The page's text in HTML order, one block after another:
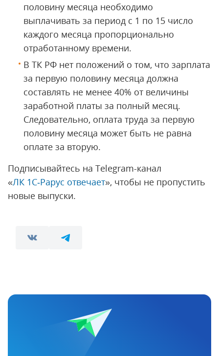
половину месяца необходимо
выплачивать за период с 1 по 15 число
каждого месяца пропорционально
отработанному времени.
В ТК РФ нет положений о том, что зарплата
за первую половину месяца должна
составлять не менее 40% от величины
заработной платы за полный месяц.
Следовательно, оплата труда за первую
половину месяца может быть не равна
оплате за вторую.
Подписывайтесь на Telegram-канал
«ЛК 1С‑Рарус отвечает», чтобы не пропустить
новые выпуски.